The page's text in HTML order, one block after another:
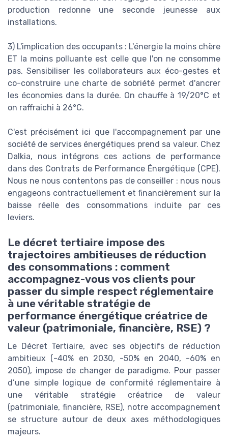
production redonne une seconde jeunesse aux
installations.
3) L'implication des occupants : L'énergie la moins chère
ET la moins polluante est celle que l'on ne consomme
pas. Sensibiliser les collaborateurs aux éco-gestes et
co-construire une charte de sobriété permet d'ancrer
les économies dans la durée. On chauffe à 19/20°C et
on raffraichi à 26°C.
C'est précisément ici que l'accompagnement par une
société de services énergétiques prend sa valeur. Chez
Dalkia, nous intégrons ces actions de performance
dans des Contrats de Performance Énergétique (CPE).
Nous ne nous contentons pas de conseiller : nous nous
engageons contractuellement et financièrement sur la
baisse réelle des consommations induite par ces
leviers.
Le décret tertiaire impose des
trajectoires ambitieuses de réduction
des consommations : comment
accompagnez-vous vos clients pour
passer du simple respect réglementaire
à une véritable stratégie de
performance énergétique créatrice de
valeur (patrimoniale, financière, RSE) ?
Le Décret Tertiaire, avec ses objectifs de réduction
ambitieux (-40% en 2030, -50% en 2040, -60% en
2050), impose de changer de paradigme. Pour passer
d’une simple logique de conformité réglementaire à
une véritable stratégie créatrice de valeur
(patrimoniale, financière, RSE), notre accompagnement
se structure autour de deux axes méthodologiques
majeurs.